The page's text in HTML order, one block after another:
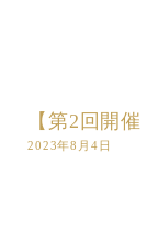
【第2回開
2023年8月4日